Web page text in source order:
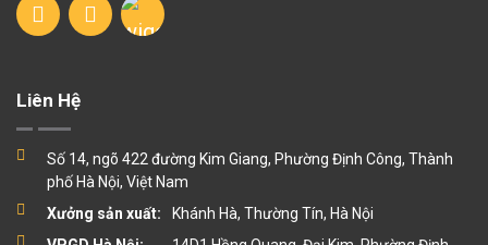
Liên Hệ
Số 14, ngõ 422 đường Kim Giang, Phường Định Công, Thành
phố Hà Nội, Việt Nam
Xưởng sản xuất:
Khánh Hà, Thường Tín, Hà Nội